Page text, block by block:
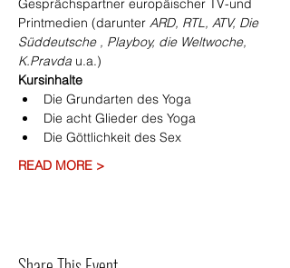
Gesprächspartner europäischer TV-und
Printmedien (darunter ARD, RTL, ATV, Die
Süddeutsche , Playboy, die Weltwoche,
K.Pravda u.a.)
Kursinhalte
Die Grundarten des Yoga
Die acht Glieder des Yoga
Die Göttlichkeit des Sex
READ MORE >